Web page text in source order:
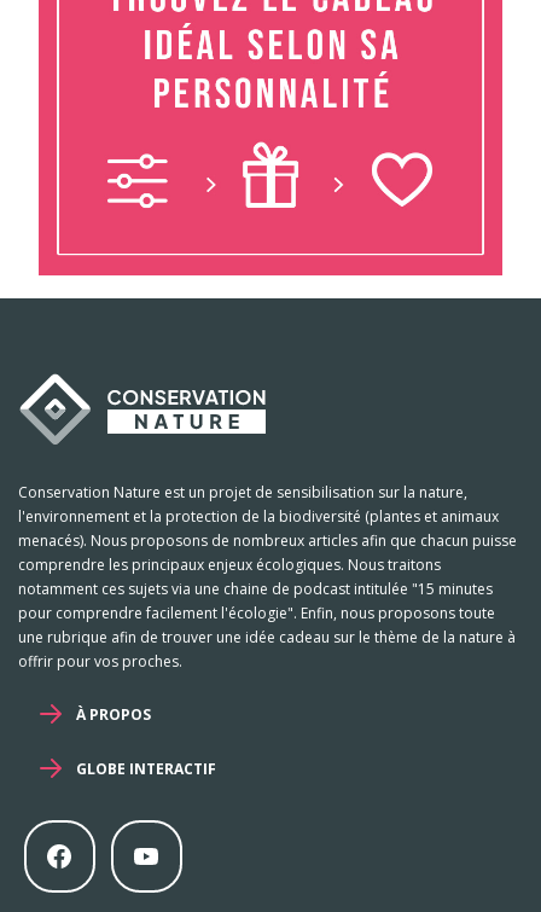
Conservation Nature est un projet de sensibilisation sur la nature,
l'environnement et la protection de la biodiversité (plantes et animaux
menacés). Nous proposons de nombreux articles afin que chacun puisse
comprendre les principaux enjeux écologiques. Nous traitons
notamment ces sujets via une chaine de podcast intitulée "15 minutes
pour comprendre facilement l'écologie". Enfin, nous proposons toute
une rubrique afin de trouver une idée cadeau sur le thème de la nature à
offrir pour vos proches.
À PROPOS
GLOBE INTERACTIF